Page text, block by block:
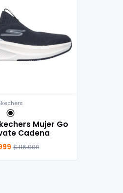
Mujer Go
Cadena
$ 116.000